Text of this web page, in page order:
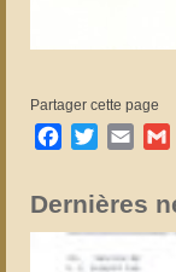
Partager cette page
Facebook
TwitterEmail
Dernières